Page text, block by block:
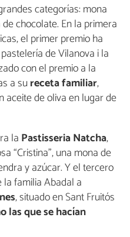
categorías: mona
chocolate. En la primera
el primer premio ha
de Vilanova i la
con el premio a la
a sureceta familiar,
aceite de oliva en lugar de
la Pastisseria Natcha,
“Cristina”, una mona de
y azúcar. Y el tercero
familia Abadal a
, situado en Sant Fruitós
las que se hacían